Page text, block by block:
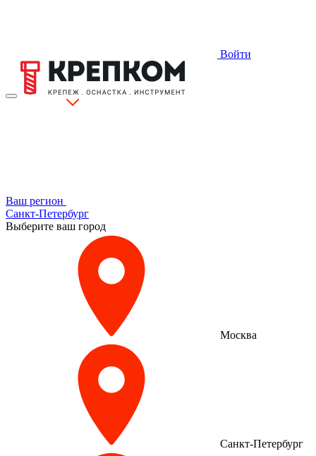
Войти
Ваш регион
Санкт-Петербург
Выберите ваш город
Москва
Санкт-Петербург